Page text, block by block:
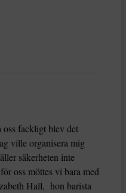
fackligt blev det
ville organisera mig
säkerheten inte
oss möttes vi bara med
Hall, hon barista